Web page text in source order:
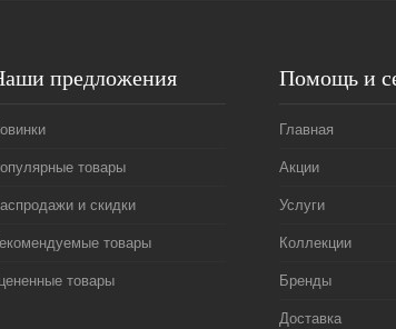
предложения
товары
и скидки
товары
товары
Помощь и
Главная
Акции
Услуги
Коллекции
Бренды
Доставка